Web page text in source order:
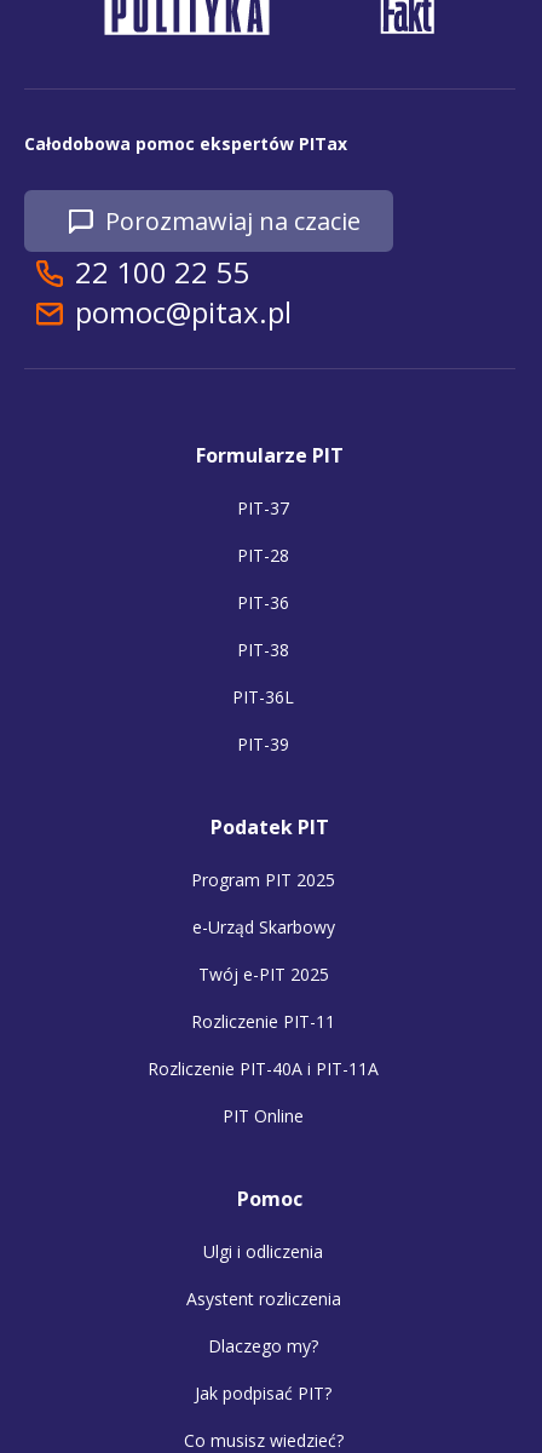
Całodobowa pomoc ekspertów PITax
Porozmawiaj na czacie
22 100 22 55
pomoc@pitax.pl
Formularze PIT
PIT-37
PIT-28
PIT-36
PIT-38
PIT-36L
PIT-39
Podatek PIT
Program PIT 2025
e-Urząd Skarbowy
Twój e-PIT 2025
Rozliczenie PIT-11
Rozliczenie PIT-40A i PIT-11A
PIT Online
Pomoc
Ulgi i odliczenia
Asystent rozliczenia
Dlaczego my?
Jak podpisać PIT?
Co musisz wiedzieć?